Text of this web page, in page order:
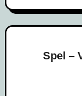
Spel –